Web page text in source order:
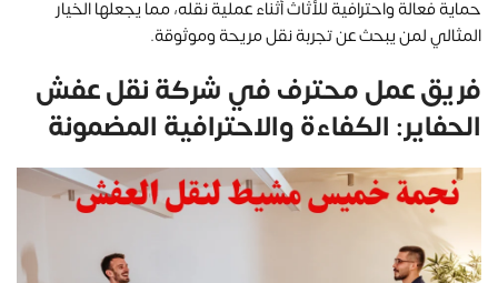
حماية فعالة واحترافية للأثاث أثناء عملية نقله، مما يجعلها الخيار
المثالي لمن يبحث عن تجربة نقل مريحة وموثوقة.
فريق عمل محترف في شركة نقل عفش
الحفاير: الكفاءة والاحترافية المضمونة